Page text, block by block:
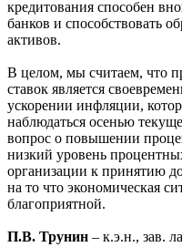
кредитования способен
банков и способствовать
активов.
В целом, мы считаем, что
ставок является
ускорении инфляции,
наблюдаться осенью
вопрос о повышении
низкий уровень
организации к принятию
на то что экономическая
благоприятной.
П.В. Трунин – к.э.н., зав.